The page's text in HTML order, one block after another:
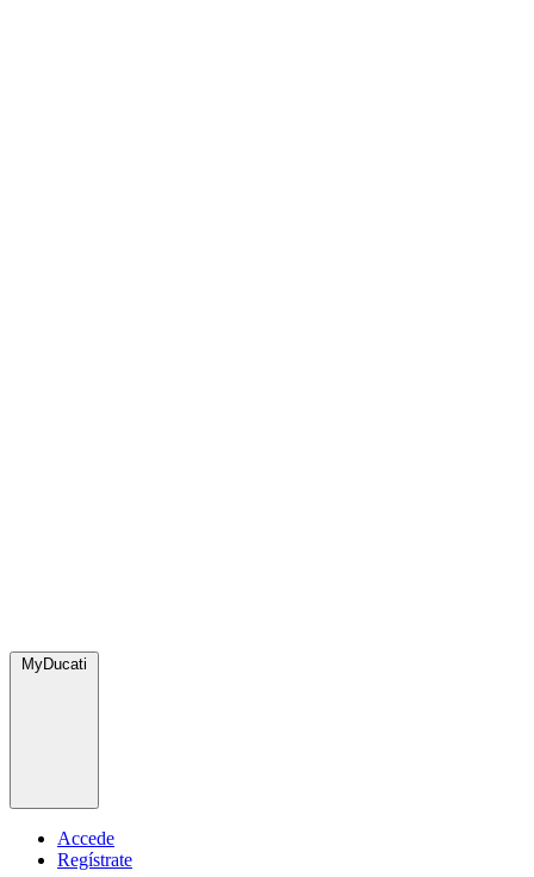
MyDucati
Accede
Regístrate